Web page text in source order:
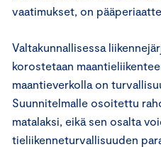
vaatimukset, on
Valtakunnallisessa
korostetaan
maantieverkolla on
Suunnitelmalle osoitettu
matalaksi, eikä sen osalta
tieliikenneturvallisuuden